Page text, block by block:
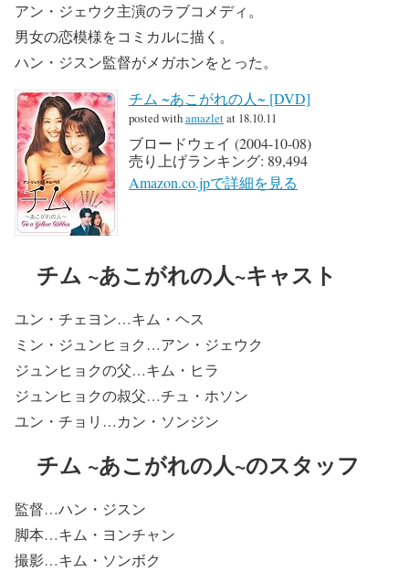
アン・ジェウク主演のラブコメディ。
男女の恋模様をコミカルに描く。
ハン・ジスン監督がメガホンをとった。
チム ~あこがれの人~ [DVD]
posted withamazletat 18.10.11
ブロードウェイ (2004-10-08)
売り上げランキング: 89,494
Amazon.co.jpで詳細を見る
チム ~あこがれの人~キャスト
ユン・チェヨン…キム・ヘス
ミン・ジュンヒョク…アン・ジェウク
ジュンヒョクの父…キム・ヒラ
ジュンヒョクの叔父…チュ・ホソン
ユン・チョリ…カン・ソンジン
チム ~あこがれの人~のスタッフ
監督…ハン・ジスン
脚本…キム・ヨンチャン
撮影…キム・ソンボク